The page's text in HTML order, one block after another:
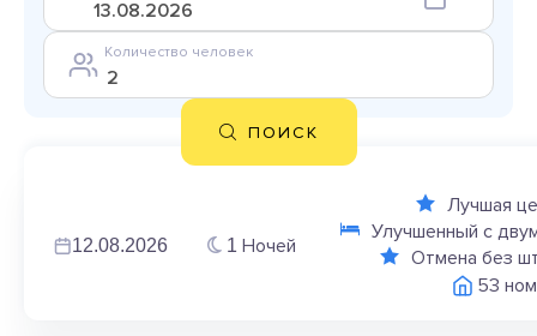
Количество человек
ПОИСК
12.08.2026 1 Ночей
Лучшая
Улучшенный с
Отмена без
53